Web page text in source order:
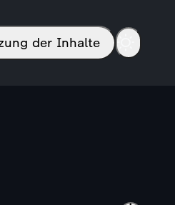
der Inhalte